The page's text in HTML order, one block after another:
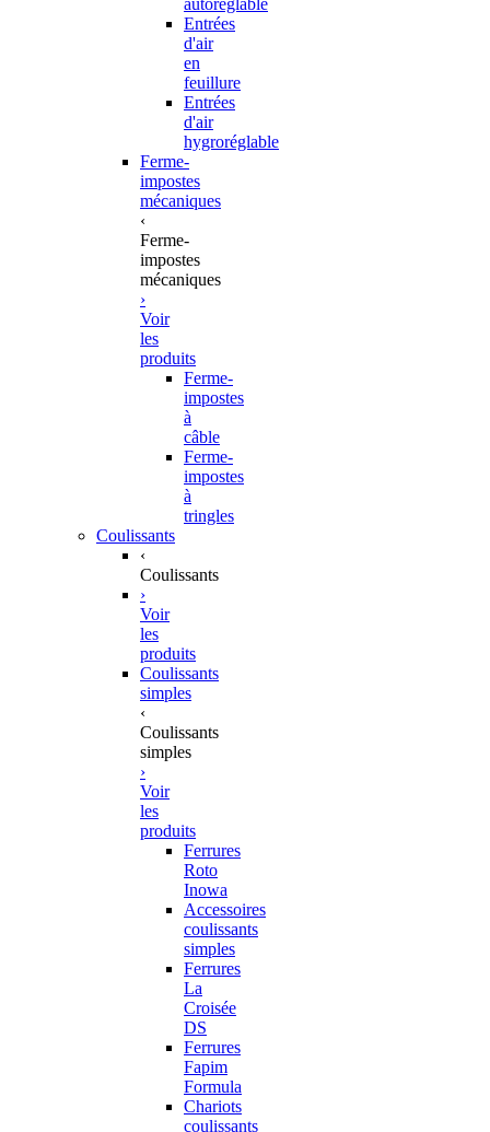
Entrées
d'air
en
feuillure
Entrées
d'air
hygroréglable
Ferme-
impostes
mécaniques
‹
Ferme-
impostes
mécaniques
›
Voir
les
produits
Ferme-
impostes
à
câble
Ferme-
impostes
à
tringles
Coulissants
‹
Coulissants
›
Voir
les
produits
Coulissants
simples
‹
Coulissants
simples
›
Voir
les
produits
Ferrures
Roto
Inowa
Accessoires
coulissants
simples
Ferrures
La
Croisée
DS
Ferrures
Fapim
Formula
Chariots
coulissants